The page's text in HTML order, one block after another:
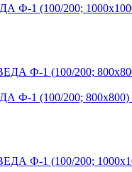
Ф-1 (100/200;
Ф-1 (100/200;